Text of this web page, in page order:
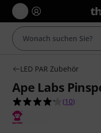
LED PAR Zubehör
Ape Labs
4.2 von 5
(10)